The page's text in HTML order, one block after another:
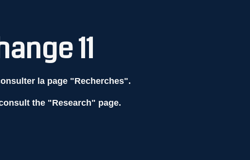
11
la page "Recherches".
the "Research" page.